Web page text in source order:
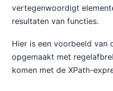
vertegenwoordigt
resultaten van functies.
Hier is een voorbeeld van
opgemaakt met
komen met de XPath-